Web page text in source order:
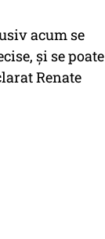
acum se
şi se poate
Renate